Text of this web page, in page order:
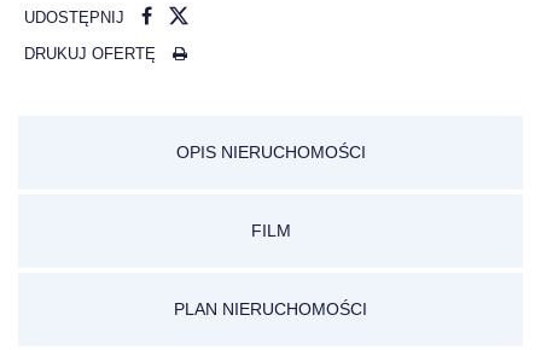
UDOSTĘPNIJ
DRUKUJ OFERTĘ
OPIS NIERUCHOMOŚCI
FILM
PLAN NIERUCHOMOŚCI